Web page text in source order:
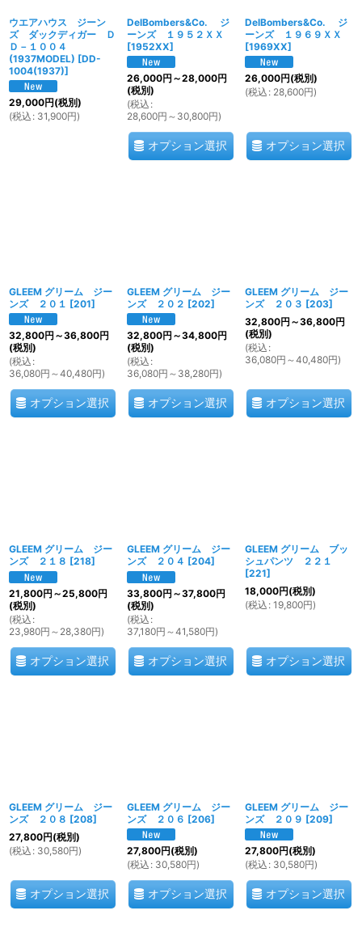
ウエアハウス ジーン
ズ ダックディガー Ｄ
Ｄ－１００４
(1937MODEL) [DD-
1004(1937)]
29,000円(税別)
(税込 : 31,900円)
DelBombers&Co. ジ
ーンズ １９５２ＸＸ
[1952XX]
26,000円 ～28,000円
(税別)
(税込 :
28,600円 ～30,800円)
オプション選択
DelBombers&Co. ジ
ーンズ １９６９ＸＸ
[1969XX]
26,000円(税別)
(税込 : 28,600円)
オプション選択
GLEEM グリーム ジー
ンズ ２０１ [201]
32,800円 ～36,800円
(税別)
(税込 :
36,080円 ～40,480円)
オプション選択
GLEEM グリーム ジー
ンズ ２０２ [202]
32,800円 ～34,800円
(税別)
(税込 :
36,080円 ～38,280円)
オプション選択
GLEEM グリーム ジー
ンズ ２０３ [203]
32,800円 ～36,800円
(税別)
(税込 :
36,080円 ～40,480円)
オプション選択
GLEEM グリーム ジー
ンズ ２１８ [218]
21,800円 ～25,800円
(税別)
(税込 :
23,980円 ～28,380円)
オプション選択
GLEEM グリーム ジー
ンズ ２０４ [204]
33,800円 ～37,800円
(税別)
(税込 :
37,180円 ～41,580円)
オプション選択
GLEEM グリーム ブッ
シュパンツ ２２１
[221]
18,000円(税別)
(税込 : 19,800円)
オプション選択
GLEEM グリーム ジー
ンズ ２０８ [208]
27,800円(税別)
(税込 : 30,580円)
オプション選択
GLEEM グリーム ジー
ンズ ２０６ [206]
27,800円(税別)
(税込 : 30,580円)
オプション選択
GLEEM グリーム ジー
ンズ ２０９ [209]
27,800円(税別)
(税込 : 30,580円)
オプション選択